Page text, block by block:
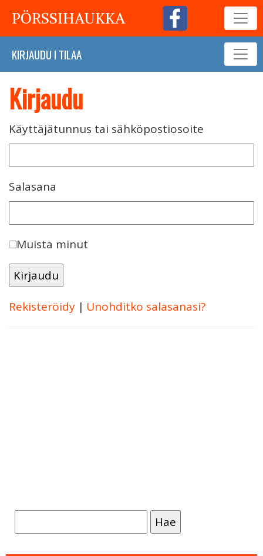
PÖRSSIHAUKKA
KIRJAUDU I TILAA
Kirjaudu
Käyttäjätunnus tai sähköpostiosoite
Salasana
Muista minut
Rekisteröidy | Unohditko salasanasi?